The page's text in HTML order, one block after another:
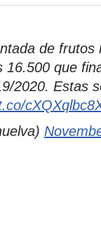
de
16.500 que
2020. Estas